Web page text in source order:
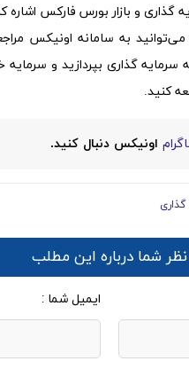
و بازار بورس فارکس اشاره
می‌توانید به سامانه اونیکس
گذاری بپردازید و سرمایه
کنید.
اونیکس دنبال کنید.
نظر شما درباره این مطلب
ایمیل شما :